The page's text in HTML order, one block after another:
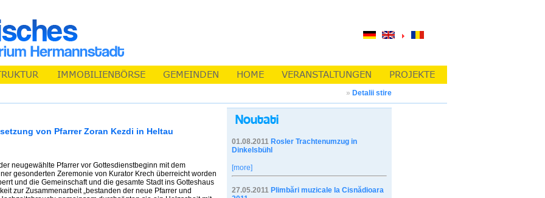
» Detalii stire
von Pfarrer Zoran Kezdi in Heltau
neugewählte Pfarrer vor Gottesdienstbeginn mit dem
gesonderten Zeremonie von Kurator Krech überreicht worden
und die Gemeinschaft und die gesamte Stadt ins Gotteshaus
zur Zusammenarbeit „bestanden der neue Pfarrer und
01.08.2011 Rosler Trachtenumzug in
Dinkelsbühl
[more]
27.05.2011 Plimbări muzicale la Cisnădioara